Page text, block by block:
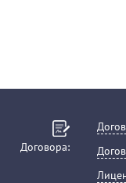
Договора: